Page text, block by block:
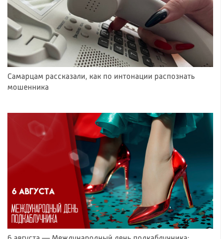
Самарцам рассказали, как по интонации распознать
мошенника